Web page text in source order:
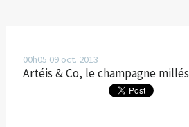
00h05 09 oct. 2013
Artéis & Co, le champagne